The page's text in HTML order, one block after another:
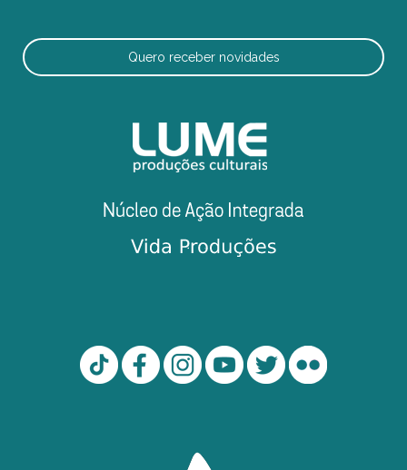
Quero receber novidades